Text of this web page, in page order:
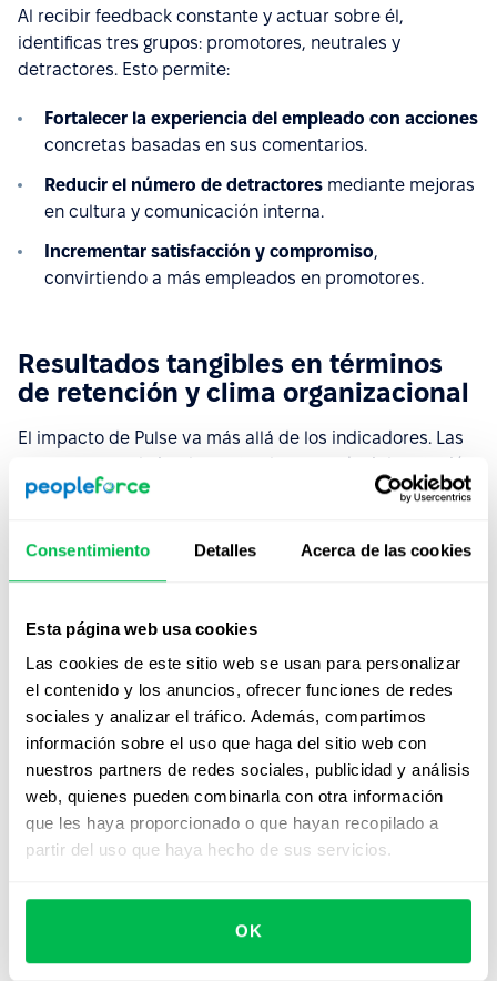
Consentimiento Detalles Acerca de las cookies
Esta página web usa cookies
Las cookies de este sitio web se usan para personalizar
el contenido y los anuncios, ofrecer funciones de redes
sociales y analizar el tráfico. Además, compartimos
información sobre el uso que haga del sitio web con
nuestros partners de redes sociales, publicidad y análisis
web, quienes pueden combinarla con otra información
que les haya proporcionado o que hayan recopilado a
partir del uso que haya hecho de sus servicios.
OK
Al recibir feedback constante y actuar sobre él,
identificas tres grupos: promotores, neutrales y
detractores. Esto permite:
Fortalecer la experiencia del empleado con acciones
concretas basadas en sus comentarios.
Reducir el número de detractores mediante mejoras
en cultura y comunicación interna.
Incrementar satisfacción y compromiso,
convirtiendo a más empleados en promotores.
Resultados tangibles en términos
de retención y clima organizacional
El impacto de Pulse va más allá de los indicadores. Las
empresas que lo implementan logran reducir la rotación
voluntaria, fortalecer el sentido de pertenencia y
hasta 40% los costos operativos
gracias a la
internacional B2B que en 2023 adoptó PeopleForce en
varios países. ePulse permitió conocer la experiencia de
los colaboradores y aplicar mejoras inmediatas. Los
resultados incluyen:
Implementación completa del ATS en solo 2 semanas.
20% de ahorro en el tiempo de los reclutadores
optimizando la gestión del talento.
en tiempo real.
Optimización continua de procesos y desempeño
mediante retroalimentación directa del equipo.